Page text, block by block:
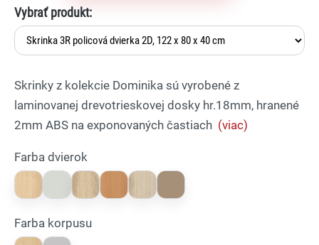
Vybrať produkt:
Skrinky z kolekcie Dominika sú vyrobené z
laminovanej drevotrieskovej dosky hr.18mm, hranené
2mm ABS na exponovaných častiach (viac)
Farba dvierok
Farba korpusu